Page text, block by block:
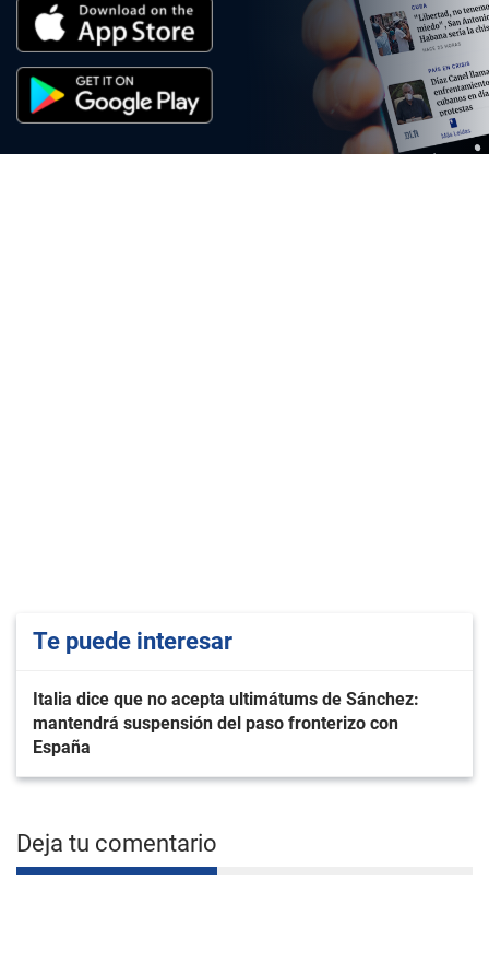
Te puede interesar
Italia dice que no acepta ultimátums de Sánchez:
mantendrá suspensión del paso fronterizo con
España
Deja tu comentario